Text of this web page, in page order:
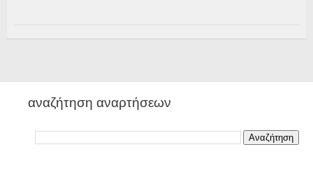
αναζήτηση αναρτήσεων